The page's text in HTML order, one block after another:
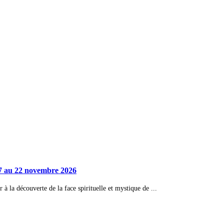
au 22 novembre 2026
la découverte de la face spirituelle et mystique de ...